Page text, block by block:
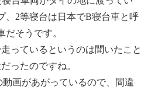
、2等寝台は日本でB寝台車と呼
だそうです。
っているというのは聞いたこと
ったのですね。
動画があがっているので、間違